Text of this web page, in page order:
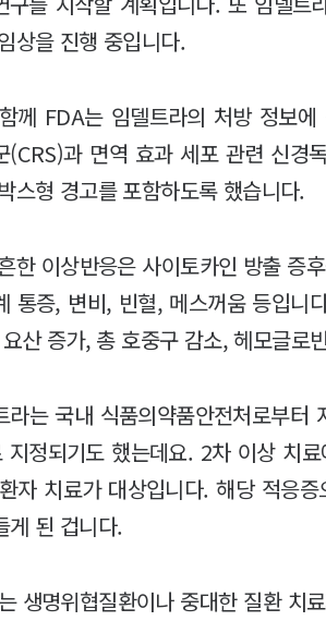
상을 진행 중입니다.
께 FDA는 임델트라의 처방 정보
(CRS)과 면역 효과 세포 관련 신경
스형 경고를 포함하도록 했습니다.
한 이상반응은 사이토카인 방출 증
통증, 변비, 빈혈, 메스꺼움 등입니
산 증가, 총 호중구 감소, 헤모글로
라는 국내 식품의약품안전처로부
지정되기도 했는데요. 2차 이상 치
자 치료가 대상입니다. 해당 적응
게 된 겁니다.
생명위협질환이나 중대한 질환 치